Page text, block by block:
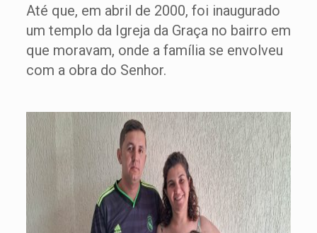
Até que, em abril de 2000, foi inaugurado
um templo da Igreja da Graça no bairro em
que moravam, onde a família se envolveu
com a obra do Senhor.